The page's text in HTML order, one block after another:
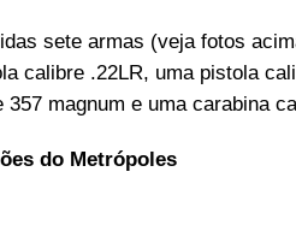
sete armas (veja fotos
calibre .22LR, uma pistola
357 magnum e uma carabina
do Metrópoles